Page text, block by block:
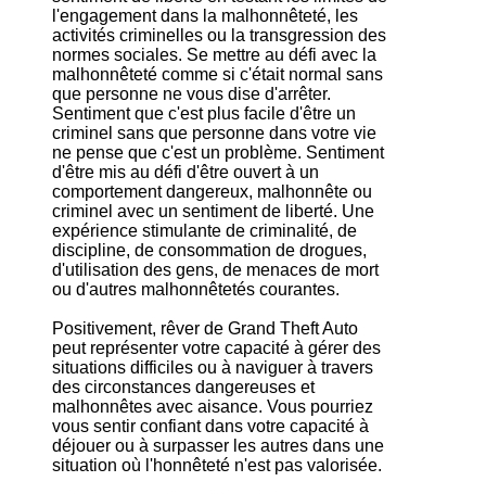
l'engagement dans la malhonnêteté, les
activités criminelles ou la transgression des
normes sociales. Se mettre au défi avec la
malhonnêteté comme si c'était normal sans
que personne ne vous dise d'arrêter.
Sentiment que c'est plus facile d'être un
criminel sans que personne dans votre vie
ne pense que c'est un problème. Sentiment
d'être mis au défi d'être ouvert à un
comportement dangereux, malhonnête ou
criminel avec un sentiment de liberté. Une
expérience stimulante de criminalité, de
discipline, de consommation de drogues,
d'utilisation des gens, de menaces de mort
ou d'autres malhonnêtetés courantes.
Positivement, rêver de Grand Theft Auto
peut représenter votre capacité à gérer des
situations difficiles ou à naviguer à travers
des circonstances dangereuses et
malhonnêtes avec aisance. Vous pourriez
vous sentir confiant dans votre capacité à
déjouer ou à surpasser les autres dans une
situation où l'honnêteté n'est pas valorisée.